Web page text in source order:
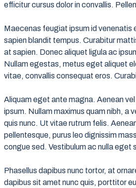
efficitur cursus dolor in convallis.
Maecenas feugiat ipsum id venenatis
sapien blandit tempus. Curabitur
at sapien. Donec aliquet ligula ac
Nullam egestas, metus eget aliquet
vitae, convallis consequat eros.
Aliquam eget ante magna. Aenean
ipsum. Nullam maximus quam nibh, a
quis nunc. Ut vitae rutrum felis.
pellentesque, purus leo dignissim
congue sed. Vestibulum ac nulla eget
Phasellus dapibus nunc tortor, at
dapibus sit amet nunc quis, porttitor